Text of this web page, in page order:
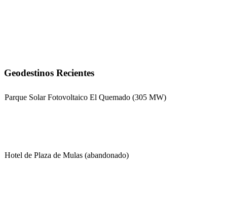
Geodestinos Recientes
Parque Solar Fotovoltaico El Quemado (305 MW)
Hotel de Plaza de Mulas (abandonado)